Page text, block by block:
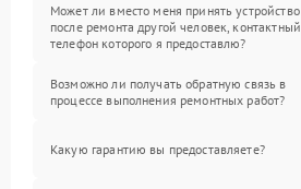
Может ли вместо меня принять устройство
после ремонта другой человек, контактный
телефон которого я предоставлю?
Возможно ли получать обратную связь в
процессе выполнения ремонтных работ?
Какую гарантию вы предоставляете?